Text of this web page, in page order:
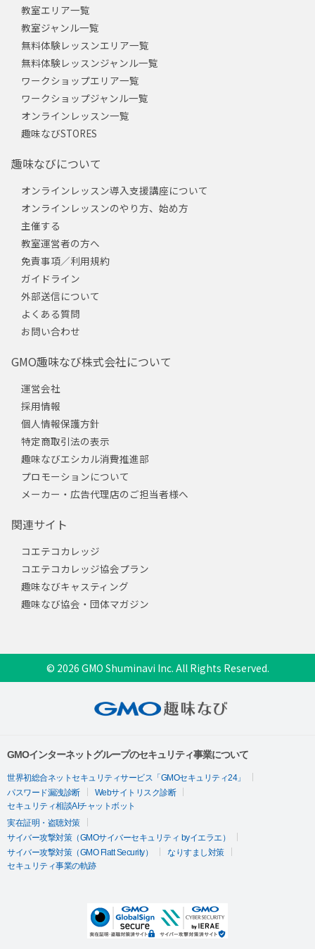
教室エリア一覧
教室ジャンル一覧
無料体験レッスンエリア一覧
無料体験レッスンジャンル一覧
ワークショップエリア一覧
ワークショップジャンル一覧
オンラインレッスン一覧
趣味なびSTORES
趣味なびについて
オンラインレッスン導入支援講座について
オンラインレッスンのやり方、始め方
主催する
教室運営者の方へ
免責事項／利用規約
ガイドライン
外部送信について
よくある質問
お問い合わせ
GMO趣味なび株式会社について
運営会社
採用情報
個人情報保護方針
特定商取引法の表示
趣味なびエシカル消費推進部
プロモーションについて
メーカー・広告代理店のご担当者様へ
関連サイト
コエテコカレッジ
コエテコカレッジ協会プラン
趣味なびキャスティング
趣味なび協会・団体マガジン
© 2026 GMO Shuminavi Inc. All Rights Reserved.